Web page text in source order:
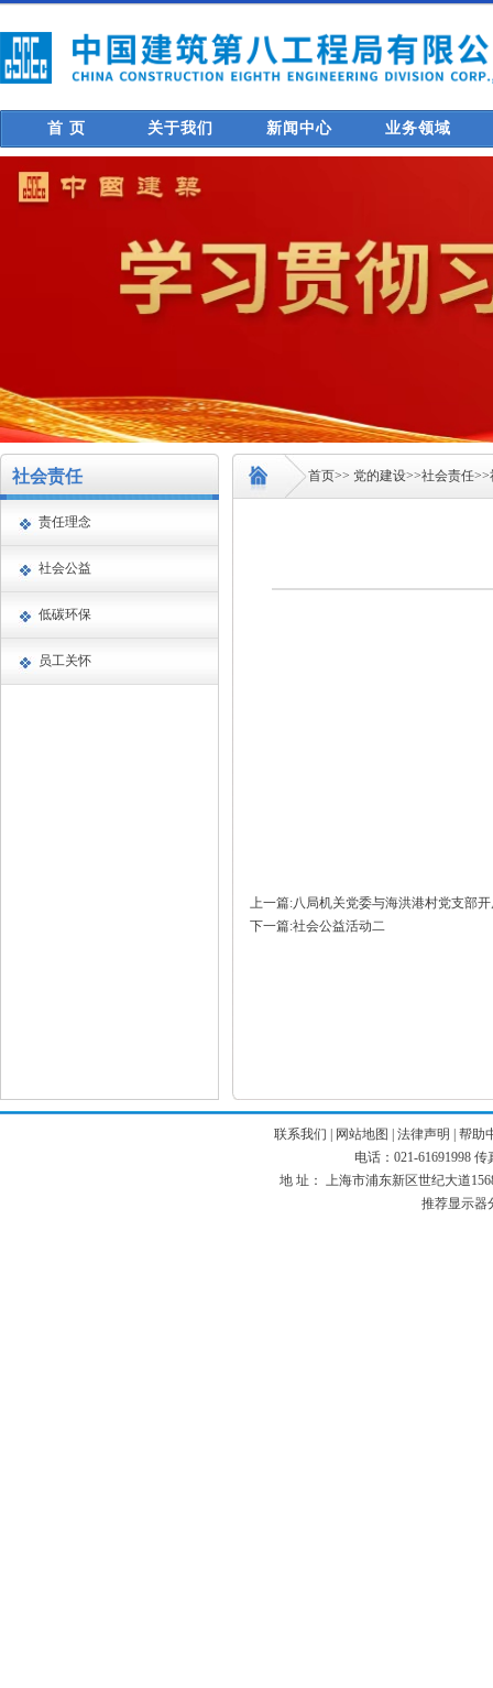
首 页 关于我们 新闻中心 业务领域
社会责任
责任理念
社会公益
低碳环保
员工关怀
首页>> 党的建设>>社会责任>>
上一篇:八局机关党委与海洪港村党支部
下一篇:社会公益活动二
联系我们 网站地图 法律声明
帮助
电话：021-61691998 传
地 址： 上海市浦东新区世纪大道
推荐显示器